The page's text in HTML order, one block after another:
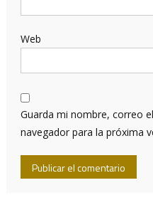
Web
Guarda mi nombre, correo
navegador para la próxima